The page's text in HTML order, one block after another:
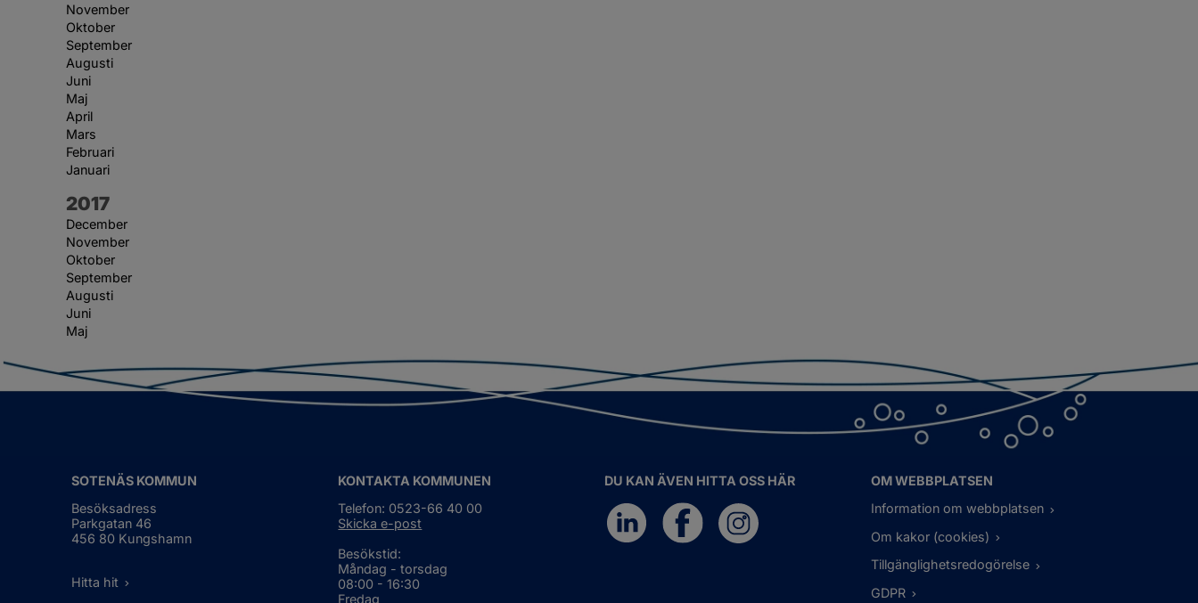
November
Oktober
September
Augusti
Juni
Maj
April
Mars
Februari
Januari
År:
2017
December
November
Oktober
September
Augusti
Juni
Maj
SOTENÄS KOMMUN
Besöksadress
Parkgatan 46
456 80 Kungshamn
Hitta hit
KONTAKTA KOMMUNEN
Telefon: 0523-66 40 00
Skicka e-post
Besökstid:
Måndag - torsdag
08:00 - 16:30
Fredag
DU KAN ÄVEN HITTA OSS HÄR
OM WEBBPLATSEN
Information om webbplatsen
Om kakor (cookies)
Tillgänglighetsredogörelse
GDPR